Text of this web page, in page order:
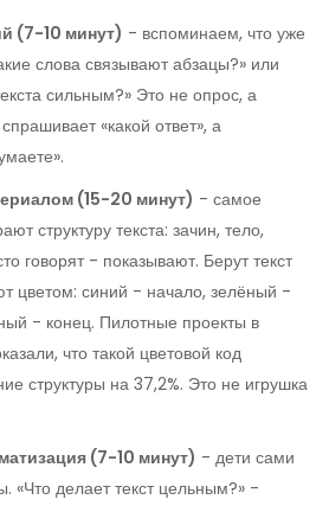
(7-10 минут) - вспоминаем, что уже
слова связывают абзацы?» или
сильным?» Это не опрос, а
«какой ответ», а
(15-20 минут) - самое
структуру текста: зачин, тело,
говорят - показывают. Берут текст
цветом: синий - начало, зелёный -
- конец. Пилотные проекты в
что такой цветовой код
структуры на 37,2%. Это не игрушка
(7-10 минут) - дети сами
«Что делает текст цельным?» -